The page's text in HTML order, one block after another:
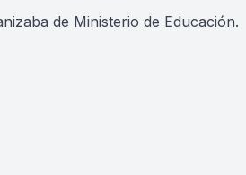
de Ministerio de Educación.